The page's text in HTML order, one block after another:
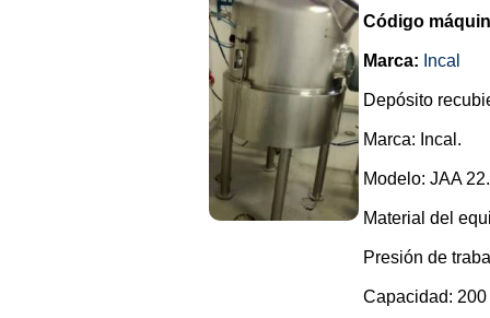
Código
Marca: Incal
Depósito
Marca: Incal.
Modelo: JAA 22.
Material del
Presión de
Capacidad: 200